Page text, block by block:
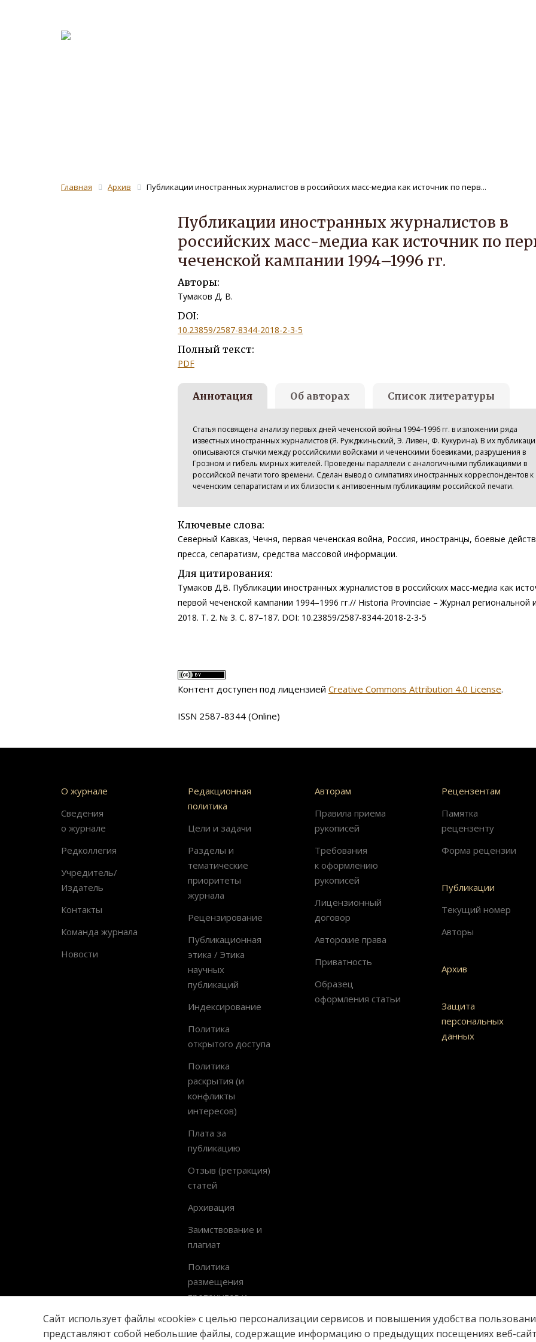
Главная Архив Публикации иностранных журналистов в российских масс-медиа как источник по перв...
Публикации иностранных журналистов в
российских масс-медиа как источник по
чеченской кампании 1994–1996 гг.
Авторы:
Тумаков Д. В.
DOI:
10.23859/2587-8344-2018-2-3-5
Полный текст:
PDF
Аннотация
Статья посвящена анализу первых дней чеченской войны 1994–1996 гг. в изложении ряда
известных иностранных журналистов (Я. Ружджиньский, Э. Ливен, Ф. Кукурина). В их
описываются стычки между российскими войсками и чеченскими боевиками, разрушения в
Грозном и гибель мирных жителей. Проведены параллели с аналогичными публикациями в
российской печати того времени. Сделан вывод о симпатиях иностранных корреспондентов к
чеченским сепаратистам и их близости к антивоенным публикациям российской печати.
Об авторах Список литературы
Ключевые слова:
Северный Кавказ, Чечня, первая чеченская война, Россия, иностранцы, боевые
пресса, сепаратизм, средства массовой информации.
Для цитирования:
Тумаков Д.В. Публикации иностранных журналистов в российских масс-медиа как
первой чеченской кампании 1994–1996 гг.// Historia Provinciae – Журнал региональной
2018. Т. 2. № 3. С. 87–187. DOI: 10.23859/2587-8344-2018-2-3-5
Контент доступен под лицензией Creative Commons Attribution 4.0 License.
ISSN 2587-8344 (Online)
О журнале
Сведения
о журнале
Редколлегия
Учредитель/
Издатель
Контакты
Команда журнала
Новости
Редакционная
политика
Цели и задачи
Разделы и
тематические
приоритеты
журнала
Рецензирование
Публикационная
этика / Этика
научных
публикаций
Индексирование
Политика
открытого доступа
Политика
раскрытия (и
конфликты
интересов)
Плата за
публикацию
Отзыв (ретракция)
статей
Архивация
Заимствование и
плагиат
Политика
размещения
препринтов и
Авторам
Правила приема
рукописей
Требования
к оформлению
рукописей
Лицензионный
договор
Авторские права
Приватность
Образец
оформления статьи
Рецензентам
Памятка
рецензенту
Форма рецензии
Публикации
Текущий номер
Авторы
Архив
Защита
персональных
данных
Сайт использует файлы «cookie» с целью персонализации сервисов и повышения удобства
представляют собой небольшие файлы, содержащие информацию о предыдущих посещениях веб-